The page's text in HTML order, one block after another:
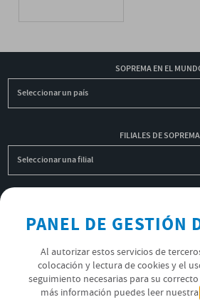
SOPREMA EN EL
Seleccionar un país
FILIALES DE SOPREMA
Seleccionar una filial
POLÍTICA DE PRIVACIDAD
ÚNETE AL EQUIPO SOPREMA
PANEL DE GESTIÓN
Al autorizar estos servicios de
colocación y lectura de cookies y el
seguimiento necesarias para su
más información puedes leer nuestra